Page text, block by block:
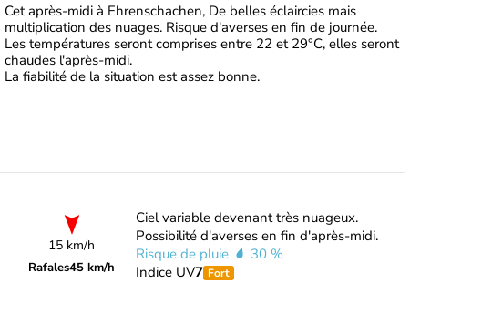
Cet après-midi à Ehrenschachen, De belles éclaircies mais
multiplication des nuages. Risque d'averses en fin de journée.
Les températures seront comprises entre 22 et 29°C, elles seront
chaudes l'après-midi.
La fiabilité de la situation est assez bonne.
15 km/h
Rafales45 km/h
Ciel variable devenant très nuageux.
Possibilité d'averses en fin d'après-midi.
Risque de pluie
30 %
Indice UV7 Fort